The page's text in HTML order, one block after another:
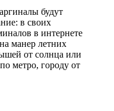
будут
в своих
в интернете
манер летних
от солнца или
метро, городу от